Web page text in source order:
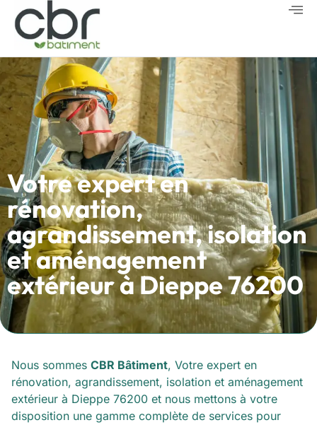
Votre expert en
rénovation,
agrandissement, isolation
et aménagement
extérieur à Dieppe 76200
Nous sommes CBR Bâtiment, Votre expert en
rénovation, agrandissement, isolation et aménagement
extérieur à Dieppe 76200 et nous mettons à votre
disposition une gamme complète de services pour